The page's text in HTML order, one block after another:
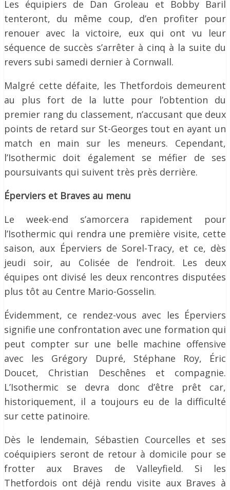
Les équipiers de Dan Groleau et Bobby Baril
tenteront, du même coup, d’en profiter pour
renouer avec la victoire, eux qui ont vu leur
séquence de succès s’arrêter à cinq à la suite du
revers subi samedi dernier à Cornwall.
Malgré cette défaite, les Thetfordois demeurent
au plus fort de la lutte pour l’obtention du
premier rang du classement, n’accusant que deux
points de retard sur St-Georges tout en ayant un
match en main sur les meneurs. Cependant,
l’Isothermic doit également se méfier de ses
poursuivants qui suivent très près derrière.
Éperviers et Braves au menu
Le week-end s’amorcera rapidement pour
l’Isothermic qui rendra une première visite, cette
saison, aux Éperviers de Sorel-Tracy, et ce, dès
jeudi soir, au Colisée de l’endroit. Les deux
équipes ont divisé les deux rencontres disputées
plus tôt au Centre Mario-Gosselin.
Évidemment, ce rendez-vous avec les Éperviers
signifie une confrontation avec une formation qui
peut compter sur une belle machine offensive
avec les Grégory Dupré, Stéphane Roy, Éric
Doucet, Christian Deschênes et compagnie.
L’Isothermic se devra donc d’être prêt car,
historiquement, il a toujours eu de la difficulté
sur cette patinoire.
Dès le lendemain, Sébastien Courcelles et ses
coéquipiers seront de retour à domicile pour se
frotter aux Braves de Valleyfield. Si les
Thetfordois ont déjà rendu visite aux Braves à